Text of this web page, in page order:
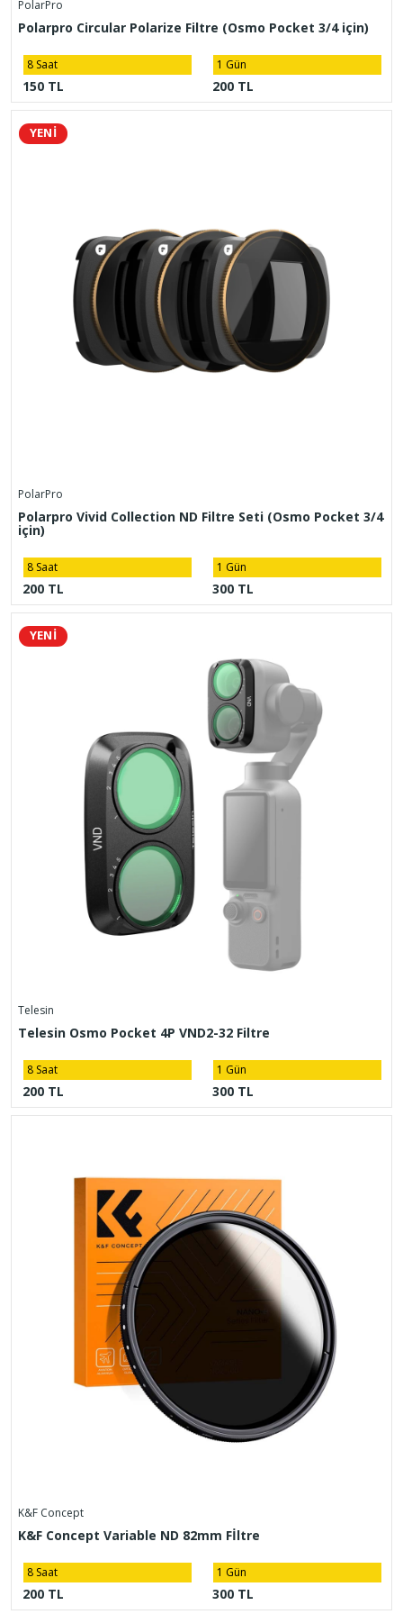
PolarPro
Polarpro Circular Polarize Filtre (Osmo Pocket 3/4 için)
8 Saat
150 TL
1 Gün
200 TL
YENİ
PolarPro
Polarpro Vivid Collection ND Filtre Seti (Osmo Pocket 3/4
için)
8 Saat
200 TL
1 Gün
300 TL
YENİ
Telesin
Telesin Osmo Pocket 4P VND2-32 Filtre
8 Saat
200 TL
1 Gün
300 TL
K&F Concept
K&F Concept Variable ND 82mm Fİltre
8 Saat
200 TL
1 Gün
300 TL